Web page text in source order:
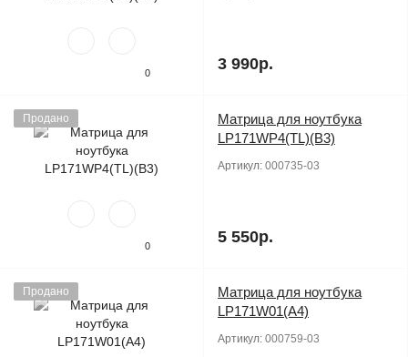
0 3 990р.
Продано
0
Матрица для ноутбука
LP171WP4(TL)(B3)
Артикул: 000735-03
5 550р.
Продано
Матрица для ноутбука
LP171W01(A4)
Артикул: 000759-03